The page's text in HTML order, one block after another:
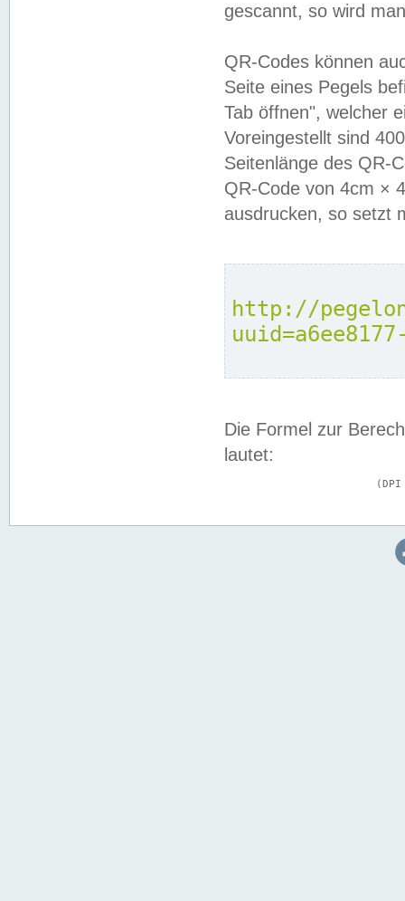
gescannt, so wird
QR-Codes können
Seite eines Pegels
Tab öffnen", welcher
Voreingestellt sind
Seitenlänge des QR-
QR-Code von 4cm ×
ausdrucken, so setzt
http://
Die Formel zur
lautet: